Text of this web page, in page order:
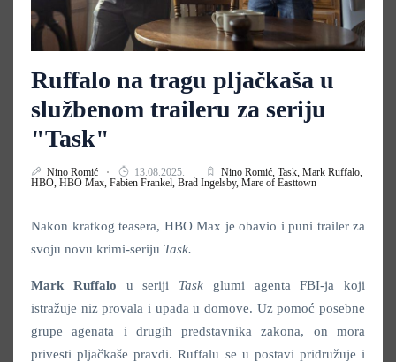
Ruffalo na tragu pljačkaša u
službenom traileru za seriju
"Task"
Nino Romić 13.08.2025. Nino Romić, Task, Mark Ruffalo,
HBO, HBO Max, Fabien Frankel, Brad Ingelsby, Mare of Easttown
Nakon kratkog teasera, HBO Max je obavio i puni trailer za
svoju novu krimi-seriju Task.
Mark Ruffalo u seriji Task glumi agenta FBI-ja koji
istražuje niz provala i upada u domove. Uz pomoć posebne
grupe agenata i drugih predstavnika zakona, on mora
privesti pljačkaše pravdi. Ruffalu se u postavi pridružuje i